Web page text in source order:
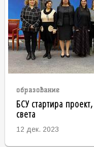
образование
БСУ стартира
света
12 дек. 2023